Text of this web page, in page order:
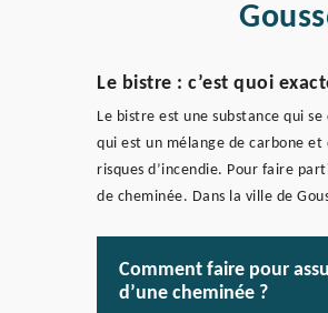
Le bistre : c’est quoi
Le bistre est une substance qui
qui est un mélange de carbone
risques d’incendie. Pour faire
de cheminée. Dans la ville de
Comment faire pour
d’une cheminée ?